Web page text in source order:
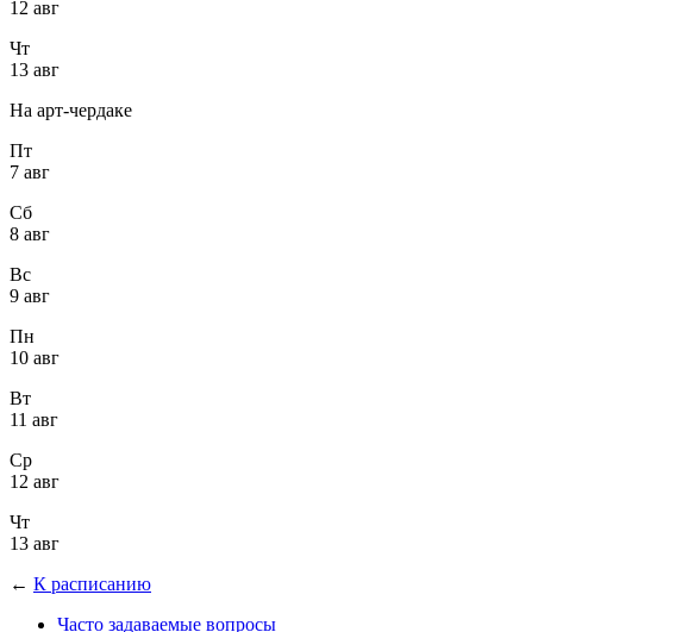
12 авг
Чт
13 авг
На арт-чердаке
Пт
7 авг
Сб
8 авг
Вс
9 авг
Пн
10 авг
Вт
11 авг
Ср
12 авг
Чт
13 авг
← К расписанию
Часто задаваемые вопросы